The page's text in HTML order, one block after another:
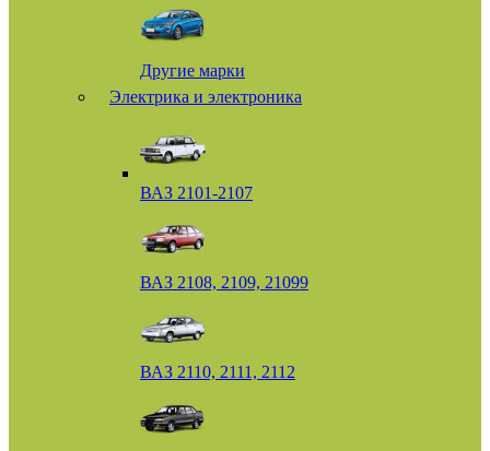
Другие марки
Электрика и электроника
ВАЗ 2101-2107
ВАЗ 2108, 2109, 21099
ВАЗ 2110, 2111, 2112